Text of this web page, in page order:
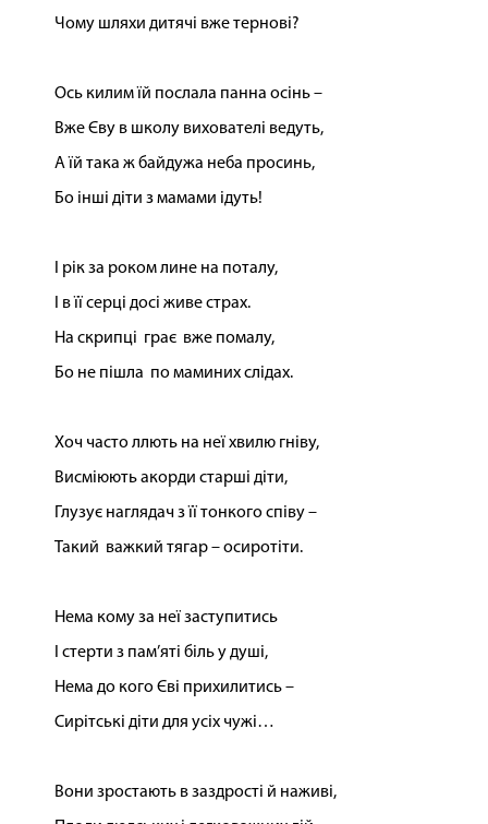
Чому шляхи дитячі вже тернові?
Ось килим їй послала панна осінь –
Вже Єву в школу вихователі ведуть,
А їй така ж байдужа неба просинь,
Бо інші діти з мамами ідуть!
І рік за роком лине на поталу,
І в її серці досі живе страх.
На скрипці грає вже помалу,
Бо не пішла по маминих слідах.
Хоч часто ллють на неї хвилю гніву,
Висміюють акорди старші діти,
Глузує наглядач з її тонкого співу –
Такий важкий тягар – осиротіти.
Нема кому за неї заступитись
І стерти з пам’яті біль у душі,
Нема до кого Єві прихилитись –
Сирітські діти для усіх чужі…
Вони зростають в заздрості й наживі,